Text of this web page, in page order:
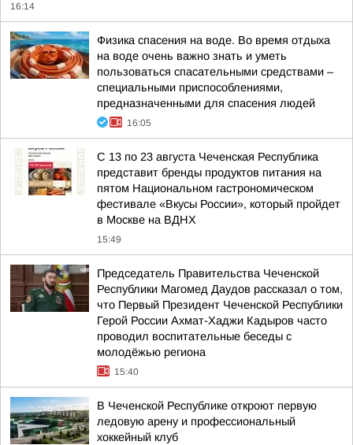
16:14
Физика спасения на воде. Во время отдыха
на воде очень важно знать и уметь
пользоваться спасательными средствами –
специальными приспособлениями,
предназначенными для спасения людей
16:05
С 13 по 23 августа Чеченская Республика
представит бренды продуктов питания на
пятом Национальном гастрономическом
фестивале «Вкусы России», который пройдет
в Москве на ВДНХ
15:49
Председатель Правительства Чеченской
Республики Магомед Даудов рассказал о том,
что Первый Президент Чеченской Республики
Герой России Ахмат-Хаджи Кадыров часто
проводил воспитательные беседы с
молодёжью региона
15:40
В Чеченской Республике откроют первую
ледовую арену и профессиональный
хоккейный клуб